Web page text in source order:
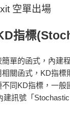
空單出場
指標
單的函式，內建
關函式，KD指標
同KD指標，一般
建訊號「